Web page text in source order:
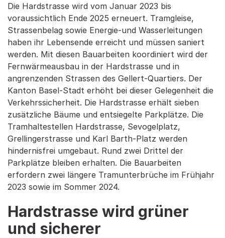
Die Hardstrasse wird vom Januar 2023 bis
voraussichtlich Ende 2025 erneuert. Tramgleise,
Strassenbelag sowie Energie-und Wasserleitungen
haben ihr Lebensende erreicht und müssen saniert
werden. Mit diesen Bauarbeiten koordiniert wird der
Fernwärmeausbau in der Hardstrasse und in
angrenzenden Strassen des Gellert-Quartiers. Der
Kanton Basel-Stadt erhöht bei dieser Gelegenheit die
Verkehrssicherheit. Die Hardstrasse erhält sieben
zusätzliche Bäume und entsiegelte Parkplätze. Die
Tramhaltestellen Hardstrasse, Sevogelplatz,
Grellingerstrasse und Karl Barth-Platz werden
hindernisfrei umgebaut. Rund zwei Drittel der
Parkplätze bleiben erhalten. Die Bauarbeiten
erfordern zwei längere Tramunterbrüche im Frühjahr
2023 sowie im Sommer 2024.
Hardstrasse wird grüner
und sicherer